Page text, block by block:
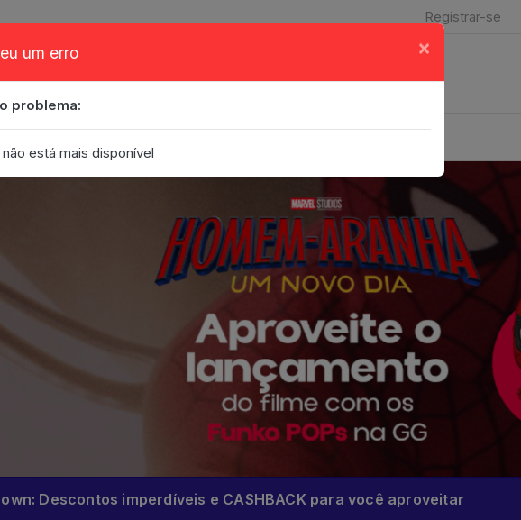
Registrar-se
Descontos imperdíveis e CASHBACK para você aproveitar
um erro ×
problema:
está mais disponível